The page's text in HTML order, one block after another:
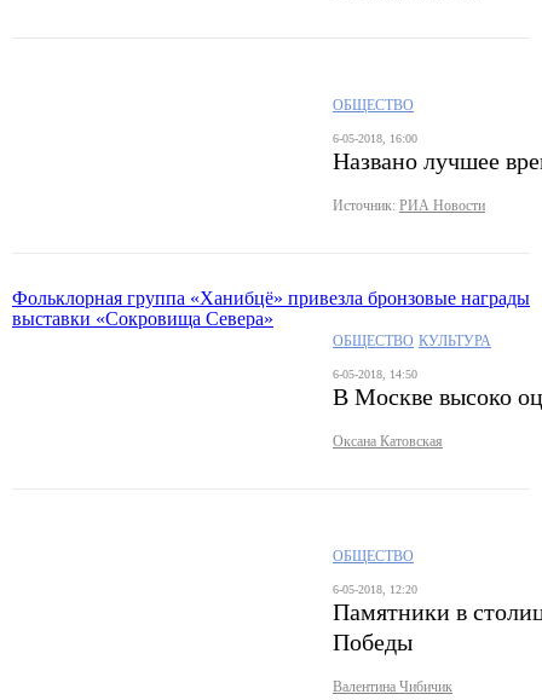
ОБЩЕСТВО
6-05-2018, 16:00
Названо лучшее
Источник: РИА Новости
Фольклорная группа «Ханибцё» привезла бронзовые награды
выставки «Сокровища Севера»
ОБЩЕСТВО КУЛЬТУРА
6-05-2018, 14:50
В Москве высоко
Оксана Катовская
ОБЩЕСТВО
6-05-2018, 12:20
Памятники в
Победы
Валентина Чибичик